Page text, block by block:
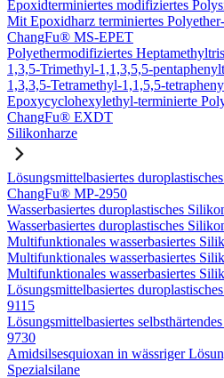
Epoxidterminiertes modifiziertes
Mit Epoxidharz terminiertes
ChangFu® MS-EPET
Polyethermodifiziertes
1,3,5-Trimethyl-1,1,3,5,5-
1,3,3,5-Tetramethyl-1,1,5,5-
Epoxycyclohexylethyl-terminierte
ChangFu® EXDT
Silikonharze
Lösungsmittelbasiertes
ChangFu® MP-2950
Wasserbasiertes duroplastisches
Wasserbasiertes duroplastisches
Multifunktionales wasserbasiertes
Multifunktionales wasserbasiertes
Multifunktionales wasserbasiertes
Lösungsmittelbasiertes
9115
Lösungsmittelbasiertes
9730
Amidsilsesquioxan in wässriger
Spezialsilane